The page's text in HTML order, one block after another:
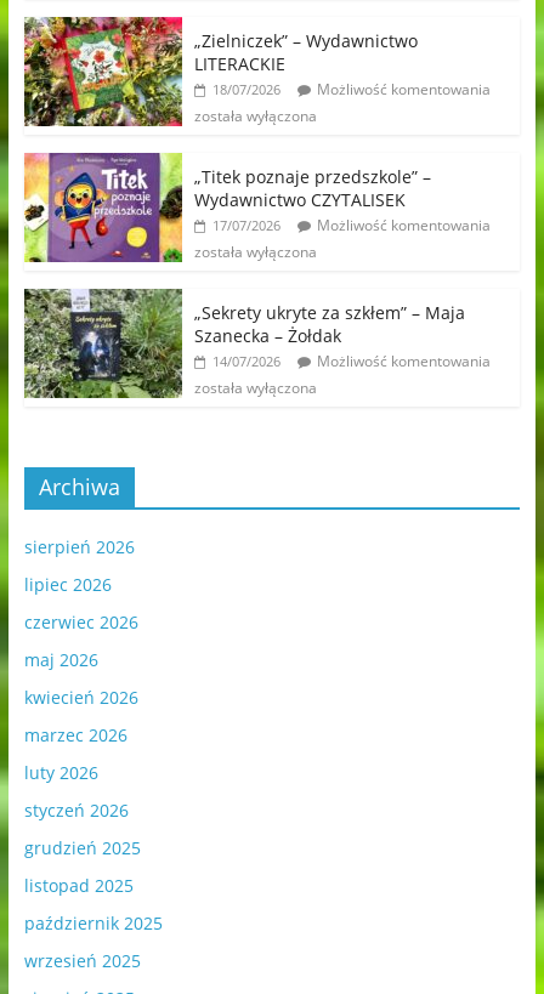
„Zielniczek” – Wydawnictwo
LITERACKIE
18/07/2026
Możliwość komentowania
została wyłączona
„Titek poznaje przedszkole” –
Wydawnictwo CZYTALISEK
17/07/2026
Możliwość komentowania
została wyłączona
„Sekrety ukryte za szkłem” – Maja
Szanecka – Żołdak
14/07/2026
Możliwość komentowania
została wyłączona
Archiwa
sierpień 2026
lipiec 2026
czerwiec 2026
maj 2026
kwiecień 2026
marzec 2026
luty 2026
styczeń 2026
grudzień 2025
listopad 2025
październik 2025
wrzesień 2025